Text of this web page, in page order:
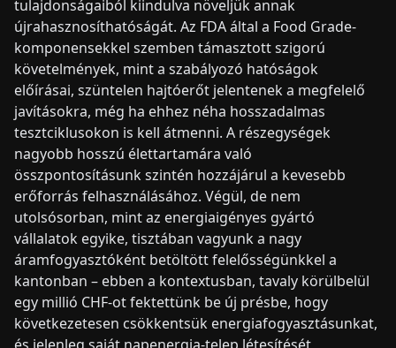
tulajdonságaiból kiindulva növeljük annak
újrahasznosíthatóságát. Az FDA által a Food Grade-
komponensekkel szemben támasztott szigorú
követelmények, mint a szabályozó hatóságok
előírásai, szüntelen hajtóerőt jelentenek a megfelelő
javításokra, még ha ehhez néha hosszadalmas
tesztciklusokon is kell átmenni. A részegységek
nagyobb hosszú élettartamára való
összpontosításunk szintén hozzájárul a kevesebb
erőforrás felhasználásához. Végül, de nem
utolsósorban, mint az energiaigényes gyártó
vállalatok egyike, tisztában vagyunk a nagy
áramfogyasztóként betöltött felelősségünkkel a
kantonban – ebben a kontextusban, tavaly körülbelül
egy millió CHF-ot fektettünk be új présbe, hogy
következetesen csökkentsük energiafogyasztásunkat,